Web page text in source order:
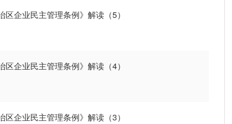
企业民主管理条例》解读（5）
企业民主管理条例》解读（4）
企业民主管理条例》解读（3）